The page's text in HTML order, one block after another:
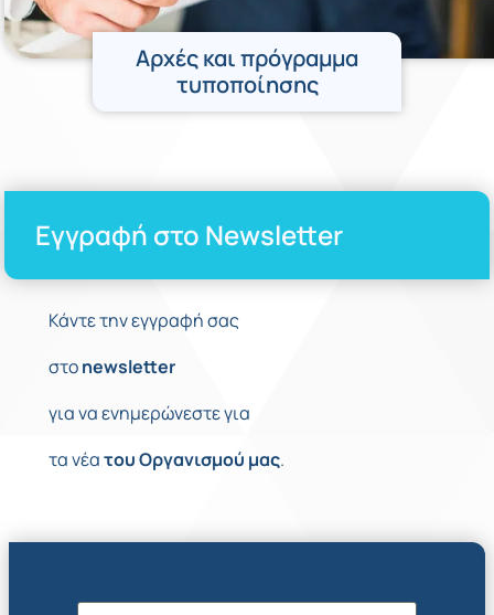
Αρχές και πρόγραμμα
τυποποίησης
Εγγραφή στο Newsletter
Κάντε την εγγραφή σας
στοnewsletter
για να ενημερώνεστε για
τα νέατουΟργανισμού μας.
Όνομα